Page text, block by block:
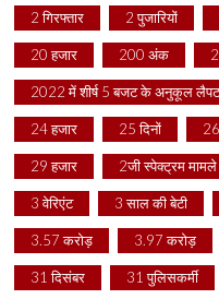
2 गिरफ्तार 2 पुजारियों
20 हजार 200 अंक
2022 में शीर्ष 5 बजट के अनुकूल
24 हजार 25 दिनों
29 हजार 2जी स्पेक्ट्रम मामले
3 वेरिएंट 3 साल की बेटी
3.57 करोड़ 3.97 करोड़
31 दिसंबर 31 पुलिसकर्मी